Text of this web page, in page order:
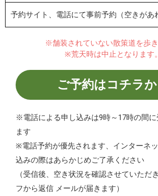
予約サイト、電話にて事前予約（空きがあ
※舗装されていない散策道を歩き
※荒天時は中止となります。
ご予約はコチラ
※電話による申し込みは9時～17時の間に
ます
※電話予約が優先されます、インターネ
込みの際はあらかじめご了承ください
（受信後、空き状況を確認させていただ
フから返信 メールが届きます）